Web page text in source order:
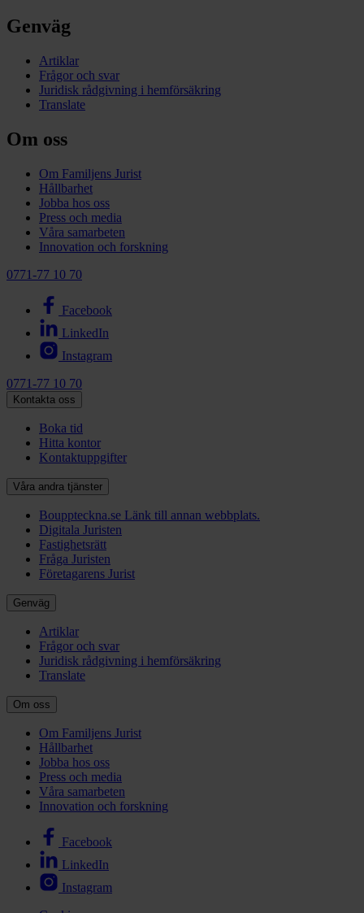
Genväg
Artiklar
Frågor och svar
Juridisk rådgivning i hemförsäkring
Translate
Om oss
Om Familjens Jurist
Hållbarhet
Jobba hos oss
Press och media
Våra samarbeten
Innovation och forskning
0771-77 10 70
Facebook
LinkedIn
Instagram
0771-77 10 70
Kontakta oss
Boka tid
Hitta kontor
Kontaktuppgifter
Våra andra tjänster
Bouppteckna.se Länk till annan webbplats.
Digitala Juristen
Fastighetsrätt
Fråga Juristen
Företagarens Jurist
Genväg
Artiklar
Frågor och svar
Juridisk rådgivning i hemförsäkring
Translate
Om oss
Om Familjens Jurist
Hållbarhet
Jobba hos oss
Press och media
Våra samarbeten
Innovation och forskning
Facebook
LinkedIn
Instagram